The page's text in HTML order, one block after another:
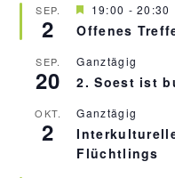
SEP.
2
H
e
r
o
r
e
h
o
b
19:00 -20:30
Offenes
SEP.
20
Ganztägig
2. Soest ist
OKT.
2
Ganztägig
Flüchtlings